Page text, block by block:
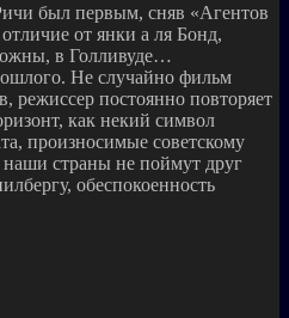
был первым, сняв «Агентов
от янки а ля Бонд,
в Голливуде…
Не случайно фильм
режиссер постоянно повторяет
как некий символ
произносимые советскому
наши страны не поймут друг
обеспокоенность